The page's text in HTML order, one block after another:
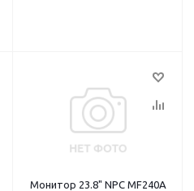
Монитор 23.8" NPC MF240A